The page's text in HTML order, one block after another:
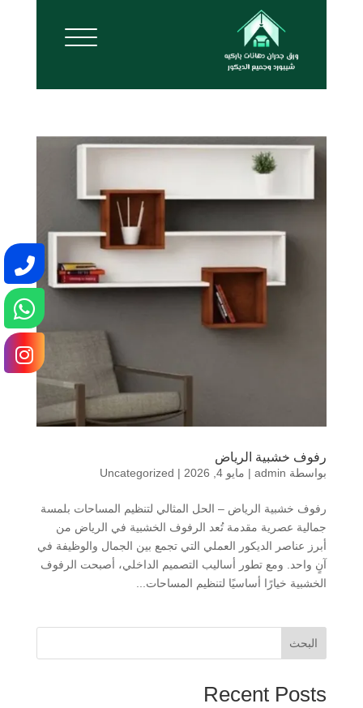
​رفوف خشبية الرياض
بواسطة admin
| مايو 4, 2026 |
Uncategorized
رفوف خشبية الرياض – الحل المثالي لتنظيم المساحات بلمسة
جمالية عصرية مقدمة تُعد الرفوف الخشبية في الرياض من
أبرز عناصر الديكور العملي التي تجمع بين الجمال والوظيفة في
آنٍ واحد. ومع تطور أساليب التصميم الداخلي، أصبحت الرفوف
الخشبية خيارًا أساسيًا لتنظيم المساحات...
البحث
Recent Posts